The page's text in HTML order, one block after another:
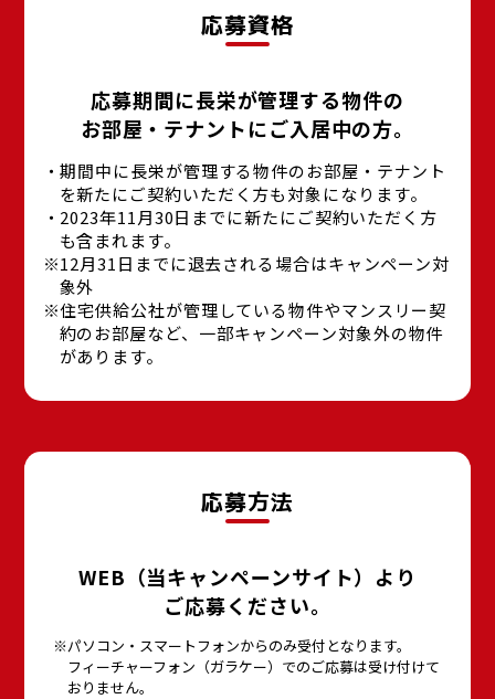
応募資格
応募期間に長栄が管理する物件の
お部屋・テナントにご入居中の方。
期間中に長栄が管理する物件のお部屋・テナント
を新たにご契約いただく方も対象になります。
2023年11月30日までに新たにご契約いただく方
も含まれます。
12月31日までに退去される場合はキャンペーン対
象外
住宅供給公社が管理している物件やマンスリー契
約のお部屋など、一部キャンペーン対象外の物件
があります。
応募方法
WEB（当キャンペーンサイト）より
ご応募ください。
パソコン・スマートフォンからのみ受付となります。
フィーチャーフォン（ガラケー）でのご応募は受け付けて
おりません。